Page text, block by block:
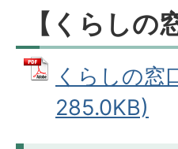
【くらしの
くらしの窓
285.0KB)